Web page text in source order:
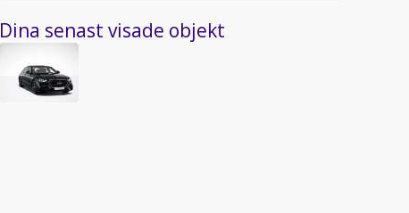
Dina senast visade objekt